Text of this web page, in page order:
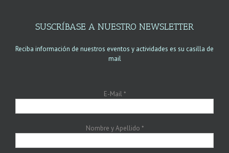
SUSCRÍBASE A NUESTRO NEWSLETTER
Reciba información de nuestros eventos y actividades es su casilla de
mail
E-Mail*
Nombre y Apellido *